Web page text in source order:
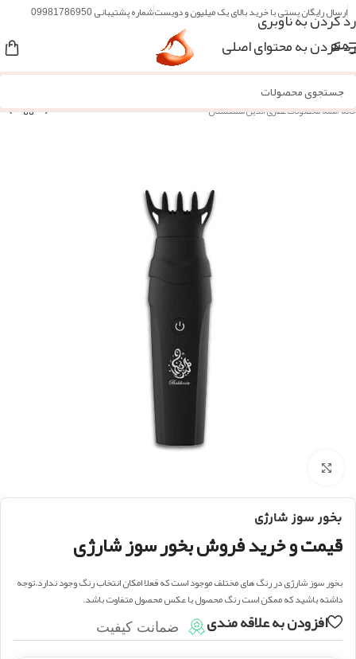
رد کردن به ناوبری
رد کردن به محتوای اصلی
ارسال رایگان پستی با خرید بالای یک میلیون و دویستشماره پشتیبانی 09981786950
منو
خانه/همه محصولات عطاری آنلاین مُشکستان
بخور سوز شارژی
قیمت و خرید فروش بخور سوز شارژی
بخور سوز شارژی در رنگ های مختلف موجود است که فعلا امکان انتخاب رنگ وجود ندارد.توجه
داشته باشید که ممکن است رنگ محصول با عکس محصول متفاوت باشد.
افزودن به علاقه مندی ضمانت کیفیت